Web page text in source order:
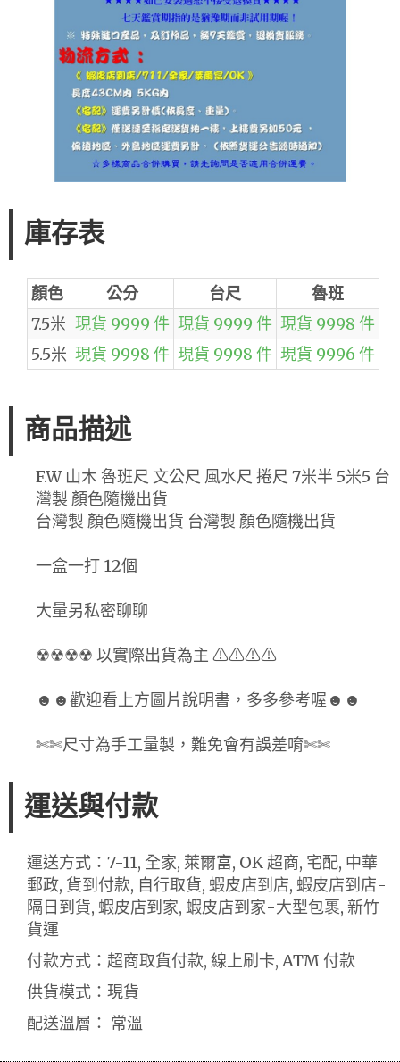
庫存表
顏色 公分 台尺
魯班
7.5米 現貨 9999 件 現貨 9999 件 現貨 9998 件
5.5米 現貨 9998 件 現貨 9998 件 現貨 9996 件
商品描述
F.W 山木 魯班尺 文公尺 風水尺 捲尺 7米半 5米5 台
灣製 顏色隨機出貨
台灣製 顏色隨機出貨 台灣製 顏色隨機出貨
一盒一打 12個
大量另私密聊聊
☢☢☢☢ 以實際出貨為主 ⚠⚠⚠⚠
☻☻歡迎看上方圖片說明書，多多參考喔☻☻
✄✄尺寸為手工量製，難免會有誤差唷✄✄
運送與付款
運送方式：7-11, 全家, 萊爾富, OK 超商, 宅配, 中華
郵政, 貨到付款, 自行取貨, 蝦皮店到店, 蝦皮店到店-
隔日到貨, 蝦皮店到家, 蝦皮店到家-大型包裹, 新竹
貨運
付款方式：超商取貨付款, 線上刷卡, ATM 付款
供貨模式：現貨
配送溫層： 常溫